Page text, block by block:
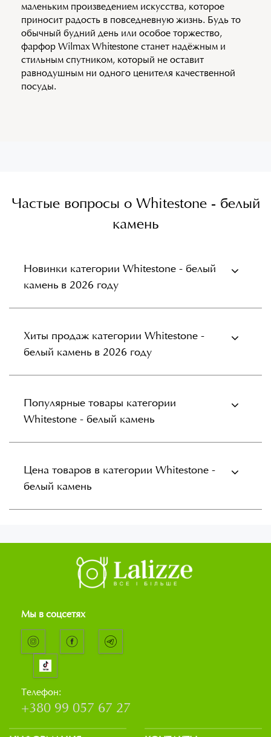
маленьким произведением искусства, которое
приносит радость в повседневную жизнь. Будь то
обычный будний день или особое торжество,
фарфор Wilmax Whitestone станет надёжным и
стильным спутником, который не оставит
равнодушным ни одного ценителя качественной
посуды.
Частые вопросы о Whitestone - белый
камень
Новинки категории Whitestone - белый
камень в 2026 году
Хиты продаж категории Whitestone -
белый камень в 2026 году
Популярные товары категории
Whitestone - белый камень
Цена товаров в категории Whitestone -
белый камень
Мы в соцсетях
Телефон:
+380 99 057 67 27